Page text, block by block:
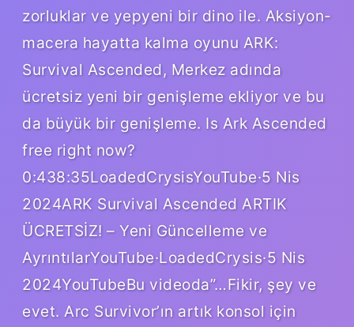
zorluklar ve yepyeni bir dino ile. Aksiyon-
macera hayatta kalma oyunu ARK:
Survival Ascended, Merkez adında
ücretsiz yeni bir genişleme ekliyor ve bu
da büyük bir genişleme. Is Ark Ascended
free right now?
0:438:35LoadedCrysisYouTube·5 Nis
2024ARK Survival Ascended ARTIK
ÜCRETSİZ! – Yeni Güncelleme ve
AyrıntılarYouTube·LoadedCrysis·5 Nis
2024YouTubeBu videoda”…Fikir, şey ve
evet. Arc Survivor’ın artık konsol için